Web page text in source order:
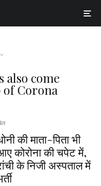
also come
Corona
की माता-पिता भी
कोरोना की चपेट में,
के निजी अस्पताल में